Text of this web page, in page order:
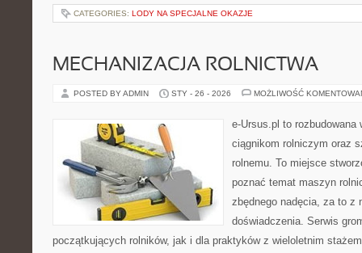
CATEGORIES: LODY NA SPECJALNE OKAZJE
MECHANIZACJA ROLNICTWA
POSTED BY ADMIN STY - 26 - 2026 MOŻLIWOŚĆ
e-Ursus.pl to rozbudowana
ciągnikom rolniczym oraz
rolnemu. To miejsce
poznać temat maszyn
zbędnego nadęcia, za to z
doświadczenia. Serwis
początkujących rolników, jak i dla praktyków z wieloletnim